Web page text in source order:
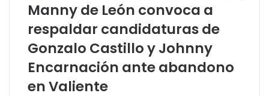
Manny de León convoca a
respaldar candidaturas de
Gonzalo Castillo y Johnny
Encarnación ante abandono
en Valiente